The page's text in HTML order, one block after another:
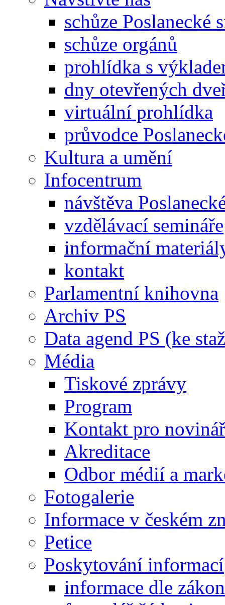
schůze Poslanecké
schůze orgánů
prohlídka s
dny otevřených
virtuální prohlídka
průvodce
Kultura a umění
Infocentrum
návštěva
vzdělávací semináře
informační
kontakt
Parlamentní knihovna
Archiv PS
Data agend PS (ke
Média
Tiskové zprávy
Program
Kontakt pro
Akreditace
Odbor médií a
Fotogalerie
Informace v českém
Petice
Poskytování informací
informace dle